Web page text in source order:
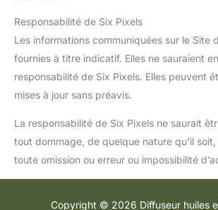
Responsabilité de Six Pixels
Les informations communiquées sur le Site
fournies à titre indicatif. Elles ne sauraient
responsabilité de Six Pixels. Elles peuvent
mises à jour sans préavis.
La responsabilité de Six Pixels ne saurait
tout dommage, de quelque nature qu’il
toute omission ou erreur ou impossibilité
Copyright © 2026 Diffuseur huiles